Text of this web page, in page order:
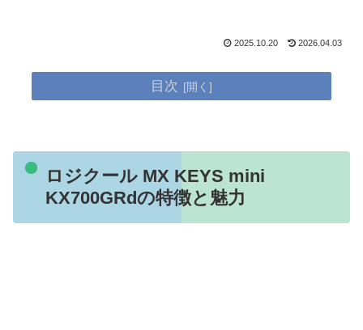
2025.10.20 2026.04.03
目次
ロジクール MX KEYS mini
KX700GRdの特徴と魅力